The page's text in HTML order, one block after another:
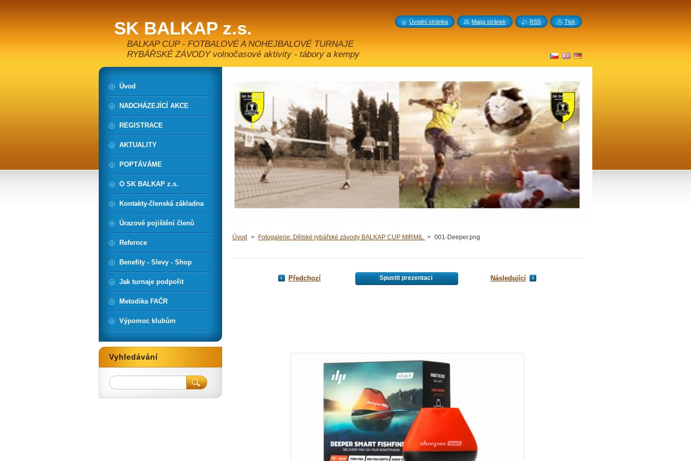
SK BALKAP z.s.
BALKAP CUP - FOTBALOVÉ A NOHEJBALOVÉ TURNAJE
RYBÁŘSKÉ ZÁVODY volnočasové aktivity - tábory a kempy
Úvod > Fotogalerie: Dětské rybářské závody BALKAP CUP MIRMIL > 001-Deeper.png
Předchozí Spustit prezentaci Následující
Úvod
NADCHÁZEJÍCÍ AKCE
REGISTRACE
AKTUALITY
POPTÁVÁME
O SK BALKAP z.s.
Kontakty-členská základna
Úrazové pojištění členů
Refernce
Benefity - Slevy - Shop
Jak turnaje podpořit
Metodika FAČR
Výpomoc klubům
Vyhledávání
Úvodní stránka Mapa stránek RSS Tisk